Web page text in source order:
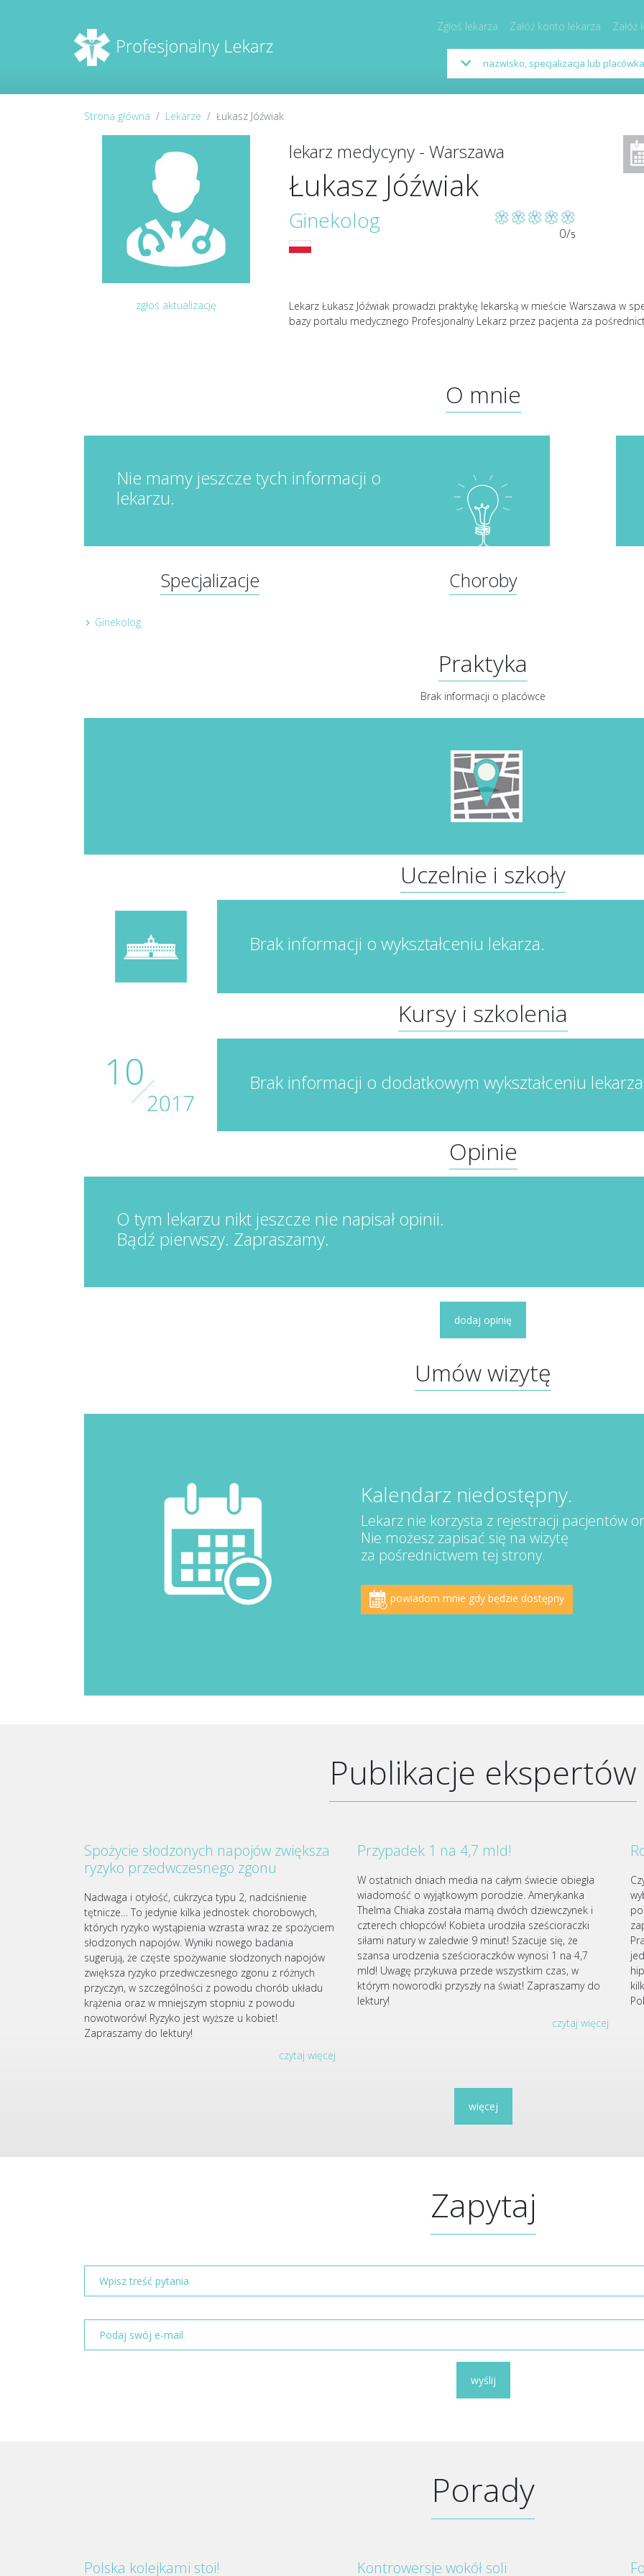
Zgłoś lekarza Załóż konto lekarza
Strona główna Lekarze Łukasz Jóźwiak
zgłoś aktualizację
lekarz medycyny - Warszawa
Łukasz Jóźwiak
Ginekolog 0/5
Lekarz Łukasz Jóźwiak prowadzi praktykę lekarską w mieście Warszawa w
bazy portalu medycznego Profesjonalny Lekarz przez pacjenta za
O mnie
Nie mamy jeszcze tych informacji o
lekarzu.
Specjalizacje
Ginekolog
Choroby
Praktyka
Brak informacji o placówce
Uczelnie i szkoły
Brak informacji o wykształceniu lekarza.
Kursy i szkolenia
Brak informacji o dodatkowym wykształceniu
Opinie
O tym lekarzu nikt jeszcze nie napisał opinii.
Bądź pierwszy. Zapraszamy.
dodaj opinię
Umów wizytę
Kalendarz niedostępny.
Lekarz nie korzysta z rejestracji pacjentów
Nie możesz zapisać się na wizytę
za pośrednictwem tej strony.
powiadom mnie gdy będzie dostępny
Publikacje ekspertów
Spożycie słodzonych napojów zwiększa
ryzyko przedwczesnego zgonu
Nadwaga i otyłość, cukrzyca typu 2, nadciśnienie
tętnicze… To jedynie kilka jednostek chorobowych,
których ryzyko wystąpienia wzrasta wraz ze spożyciem
słodzonych napojów. Wyniki nowego badania
sugerują, że częste spożywanie słodzonych napojów
zwiększa ryzyko przedwczesnego zgonu z różnych
przyczyn, w szczególności z powodu chorób układu
krążenia oraz w mniejszym stopniu z powodu
nowotworów! Ryzyko jest wyższe u kobiet!
Zapraszamy do lektury!
czytaj więcej
Przypadek 1 na 4,7 mld!
W ostatnich dniach media na całym świecie obiegła
wiadomość o wyjątkowym porodzie. Amerykanka
Thelma Chiaka została mamą dwóch dziewczynek i
czterech chłopców! Kobieta urodziła sześcioraczki
siłami natury w zaledwie 9 minut! Szacuje się, że
szansa urodzenia sześcioraczków wynosi 1 na 4,7
mld! Uwagę przykuwa przede wszystkim czas, w
którym noworodki przyszły na świat! Zapraszamy do
lektury!
czytaj więcej
więcej
Zapytaj
wyślij
Porady
Polska kolejkami stoi! Kontrowersje wokół soli